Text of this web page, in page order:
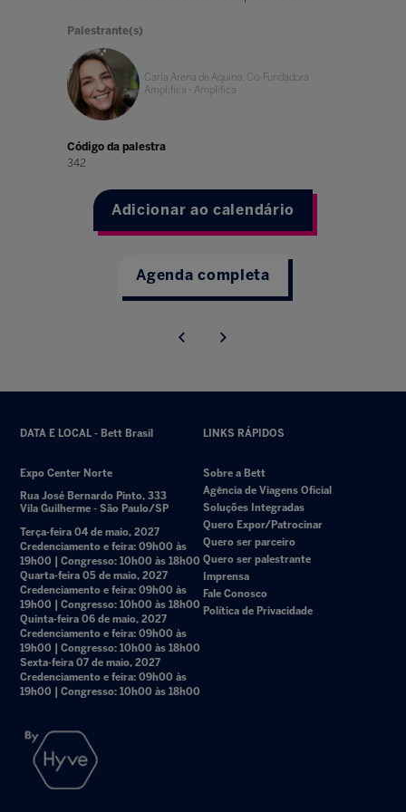
Palestrante(s)
Carla Arena de Aquino, Co-Fundadora
Amplifica - Amplifica
Código da palestra
342
Adicionar ao calendário
Agenda completa
DATA E LOCAL - Bett Brasil
Expo Center Norte
Rua José Bernardo Pinto, 333
Vila Guilherme - São Paulo/SP
Terça-feira 04 de maio, 2027
Credenciamento e feira: 09h00 às
19h00 | Congresso: 10h00 às 18h00
Quarta-feira 05 de maio, 2027
Credenciamento e feira: 09h00 às
19h00 | Congresso: 10h00 às 18h00
Quinta-feira 06 de maio, 2027
Credenciamento e feira: 09h00 às
19h00 | Congresso: 10h00 às 18h00
Sexta-feira 07 de maio, 2027
Credenciamento e feira: 09h00 às
19h00 | Congresso: 10h00 às 18h00
LINKS RÁPIDOS
Sobre a Bett
Agência de Viagens Oficial
Soluções Integradas
Quero Expor/Patrocinar
Quero ser parceiro
Quero ser palestrante
Imprensa
Fale Conosco
Política de Privacidade